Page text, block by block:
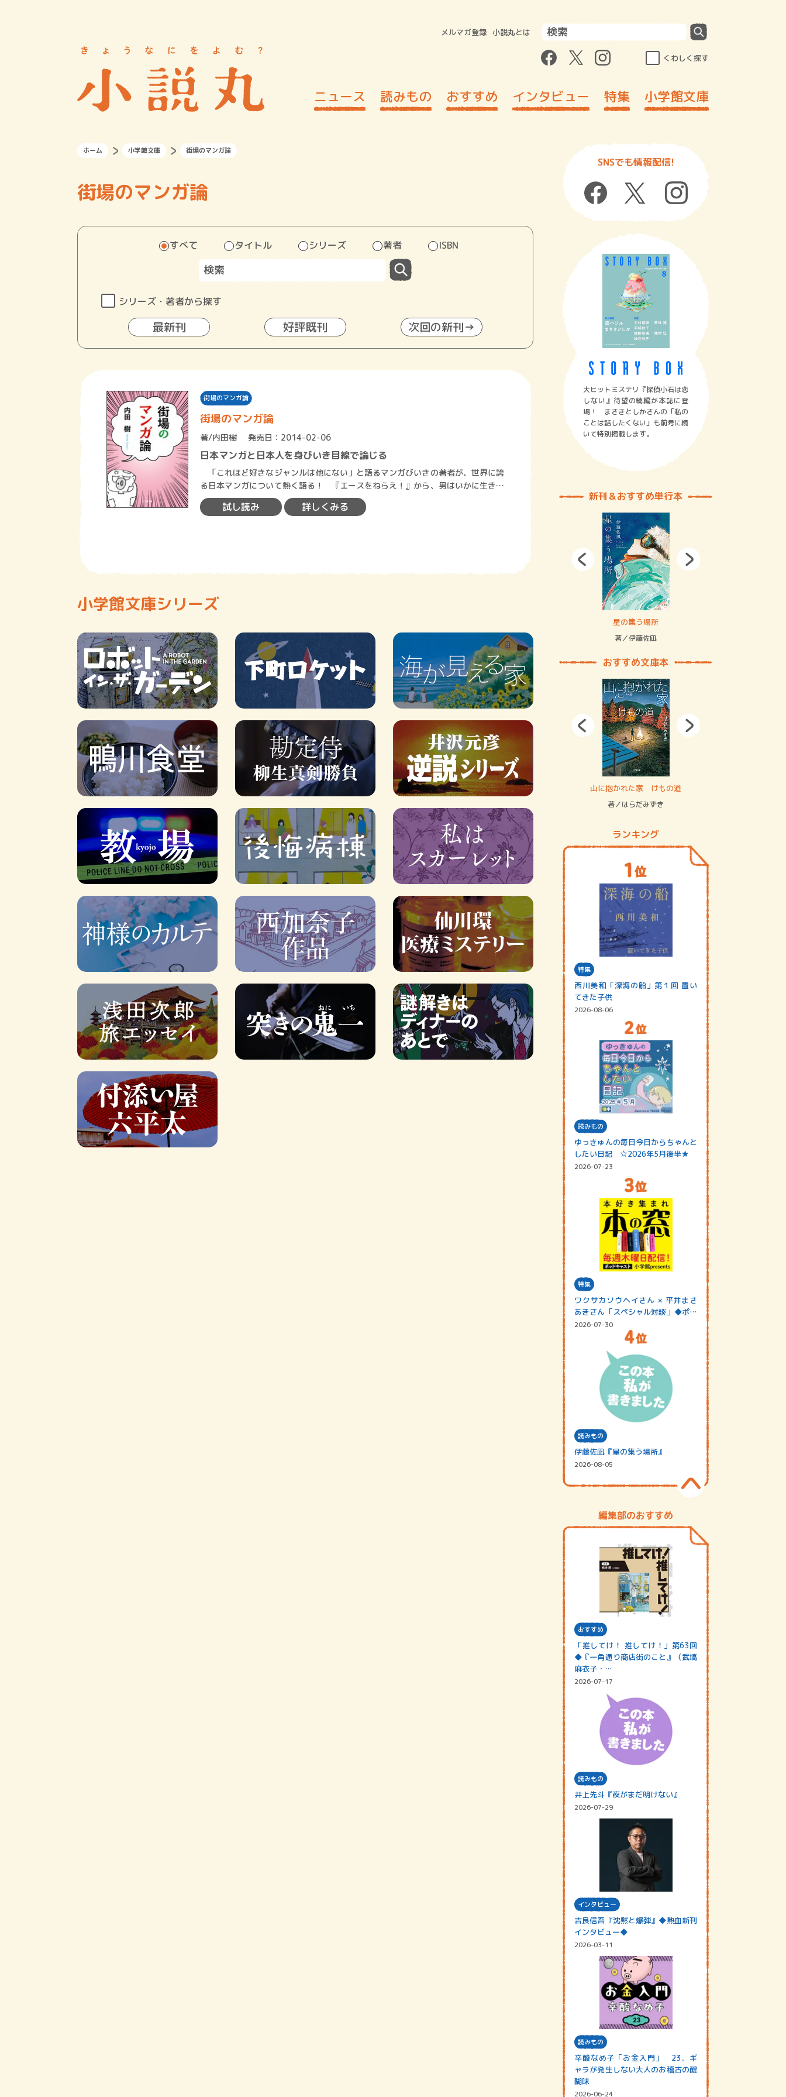
メルマガ登録 小説丸とは
くわしく探す
ニュース 読みもの おすすめ インタビュー 特集 小学館文庫
ホーム 小学館文庫 街場のマンガ論
街場のマンガ論
すべて タイトル シリーズ 著者 ISBN
シリーズ・著者から探す
最新刊 好評既刊 次回の新刊→
街場のマンガ論
街場のマンガ論
著/内田樹 発売日：2014-02-06
日本マンガと日本人を身びいき目線で論じる
「これほど好きなジャンルは他にない」と語るマンガびいきの著者が、世界に誇
る日本マンガについて熱く語る！ 『エースをねらえ！』から、男はいかに生きる
べきかを学び、『バガボンド』で教育の本…
試し読み 詳しくみる
小学館文庫シリーズ
SNSでも情報配信!
大ヒットミステリ『探偵小石は恋
しない』待望の続編が本誌に登
場！ まさきとしかさんの「私の
ことは話したくない」も前号に続
いて特別掲載します。
新刊＆おすすめ単行本
著／川瀬七緒
星の集う場所
著／伊藤佐凪
おすすめ文庫本
ロボット・イン・ザ・システム 山に抱かれた家 けもの道
著／はらだみずき
ランキング
特集
西川美和「深海の船」第１回 置い
てきた子供
2026-08-06
読みもの
ゆっきゅんの毎日今日からちゃんと
したい日記 ☆2026年5月後半★
2026-07-23
特集
ワクサカソウヘイさん × 平井まさ
あきさん「スペシャル対談」◆ポッ
ドキャスト…
2026-07-30
読みもの
伊藤佐凪『星の集う場所』
2026-08-05
編集部のおすすめ
おすすめ
「推してけ！ 推してけ！」第63回
◆『一角通り商店街のこと』（武塙
麻衣子・…
2026-07-17
読みもの
井上先斗『夜がまだ明けない』
2026-07-29
インタビュー
吉良信吾『沈黙と爆弾』◆熱血新刊
インタビュー◆
2026-03-11
読みもの
辛酸なめ子「お金入門」 23．ギ
ャラが発生しない大人のお稽古の醍
醐味
2026-06-24